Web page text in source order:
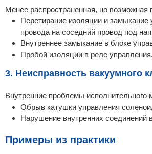
Менее распространенная, но возможная
Перетирание изоляции и
провода на соседний провод под
Внутреннее замыкание в блоке
Пробой изоляции в реле управления.
3. Неисправность вакуумного
Внутренние проблемы исполнительного
Обрыв катушки управления
Нарушение внутренних соединений
Примеры из практики